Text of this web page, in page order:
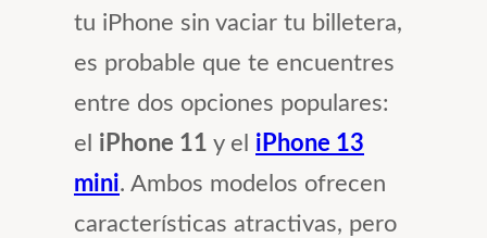
tu iPhone sin vaciar tu billetera,
es probable que te encuentres
entre dos opciones populares:
el iPhone 11 y el iPhone 13
mini. Ambos modelos ofrecen
características atractivas, pero